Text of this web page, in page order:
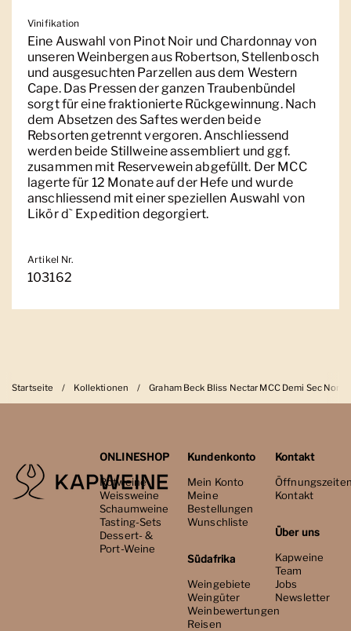
Vinifikation
Eine Auswahl von Pinot Noir und Chardonnay von
unseren Weinbergen aus Robertson, Stellenbosch
und ausgesuchten Parzellen aus dem Western
Cape. Das Pressen der ganzen Traubenbündel
sorgt für eine fraktionierte Rückgewinnung. Nach
dem Absetzen des Saftes werden beide
Rebsorten getrennt vergoren. Anschliessend
werden beide Stillweine assembliert und ggf.
zusammen mit Reservewein abgefüllt. Der MCC
lagerte für 12 Monate auf der Hefe und wurde
anschliessend mit einer speziellen Auswahl von
Likör d` Expedition degorgiert.
Artikel Nr.
103162
Startseite / Kollektionen / Graham Beck Bliss Nectar MCC Demi Sec Non
ONLINESHOP
Rotweine
Weissweine
Schaumweine
Tasting-Sets
Dessert- &
Port-Weine
Kundenkonto
Mein Konto
Meine
Bestellungen
Wunschliste
Südafrika
Weingebiete
Weingüter
Weinbewertungen
Reisen
Kontakt
Kontakt
Über uns
Kapweine
Team
Jobs
Newsletter